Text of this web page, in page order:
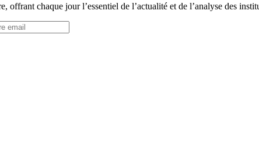
offrant chaque jour l’essentiel de l’actualité et de l’analyse des